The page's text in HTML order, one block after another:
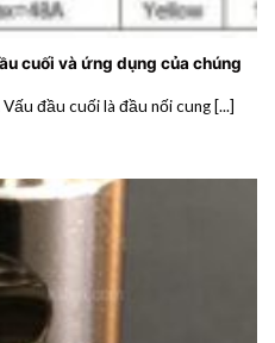
cuối và ứng dụng của chúng
đầu cuối là đầu nối cung [...]